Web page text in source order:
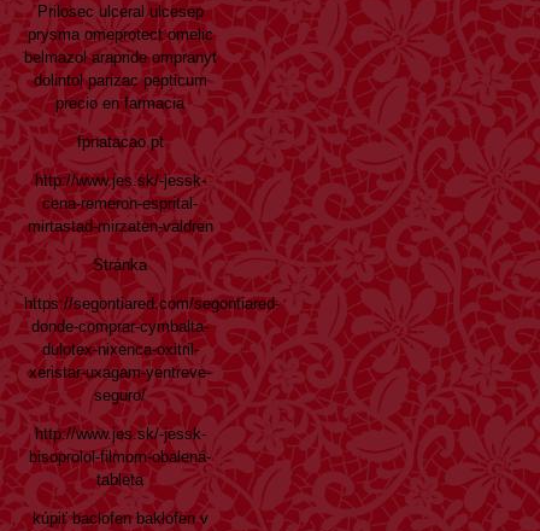
Prilosec ulceral ulcesep
prysma omeprotect omelic
belmazol arapride ompranyt
dolintol parizac pepticum
precio en farmacia
fpnatacao.pt
http://www.jes.sk/-jessk-
cena-remeron-esprital-
mirtastad-mirzaten-valdren
Stránka
https://segontiared.com/segontiared-
donde-comprar-cymbalta-
dulotex-nixenca-oxitril-
xeristar-uxagam-yentreve-
seguro/
http://www.jes.sk/-jessk-
bisoprolol-filmom-obalená-
tableta
kúpiť baclofen baklofen v